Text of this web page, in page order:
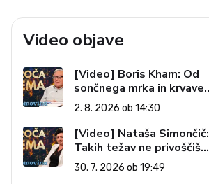
Video objave
[Video] Boris Kham: Od
sončnega mrka in krvave
lune do slovenskih
pečatov v vesolju (Vroča
tema, 2. 8. 2026)
2. 8. 2026 ob 14:30
[Video] Nataša Simončič:
Takih težav ne privoščiš
nikomur (Vroča tema, 30.
7. 2026)
30. 7. 2026 ob 19:49